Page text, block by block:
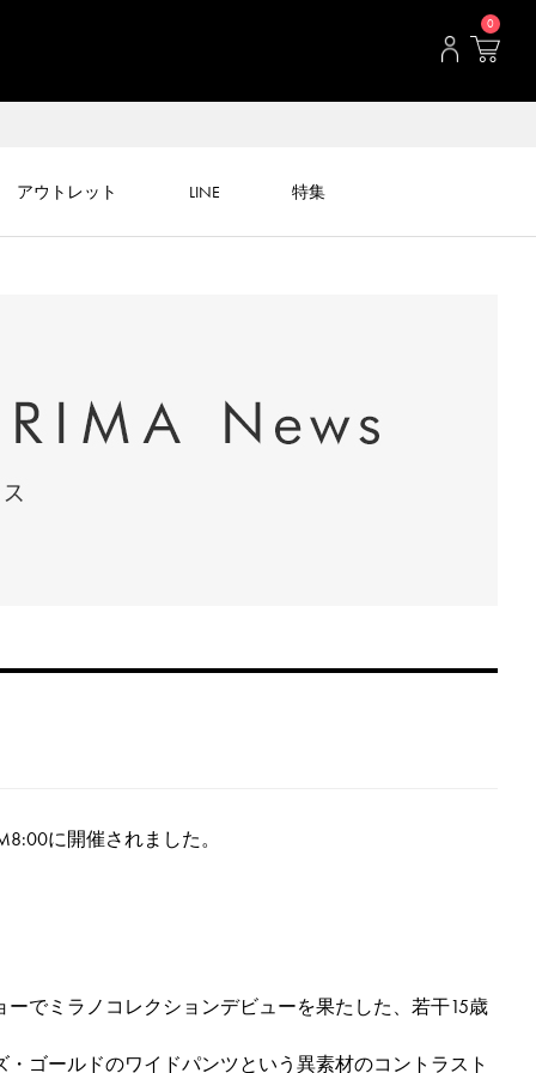
0
アウトレット LINE 特集
に開催されました。
でミラノコレクションデビューを果たした、若干15歳
ゴールドのワイドパンツという異素材のコントラスト